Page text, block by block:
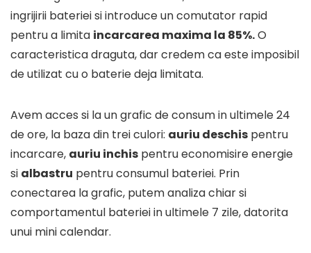
ingrijirii bateriei si introduce un comutator rapid
pentru a limita incarcarea maxima la 85%.O
caracteristica draguta, dar credem ca este imposibil
de utilizat cu o baterie deja limitata.
Avem acces si la un grafic de consum in ultimele 24
de ore, la baza din trei culori: auriu deschis pentru
incarcare, auriu inchis pentru economisire energie
si albastru pentru consumul bateriei. Prin
conectarea la grafic, putem analiza chiar si
comportamentul bateriei in ultimele 7 zile, datorita
unui mini calendar.